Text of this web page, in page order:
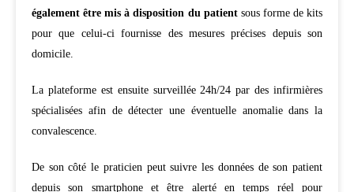
également être mis à disposition du patientsous forme de kits
pour que celui-ci fournisse des mesures précises depuis son
domicile.
La plateforme est ensuite surveillée 24h/24 par des infirmières
spécialisées afin de détecter une éventuelle anomalie dans la
convalescence.
De son côté le praticien peut suivre les données de son patient
depuis son smartphone et être alerté en temps réel pour